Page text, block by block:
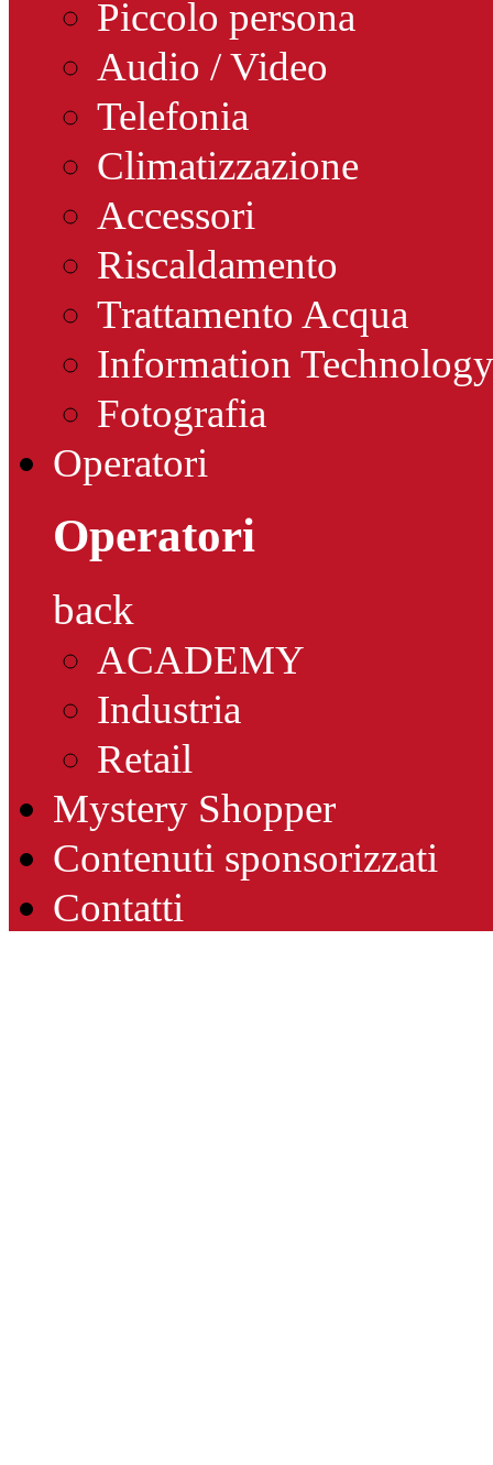
Piccolo persona
Audio / Video
Telefonia
Climatizzazione
Accessori
Riscaldamento
Trattamento Acqua
Information Technology
Fotografia
Operatori
Operatori
back
ACADEMY
Industria
Retail
Mystery Shopper
Contenuti sponsorizzati
Contatti